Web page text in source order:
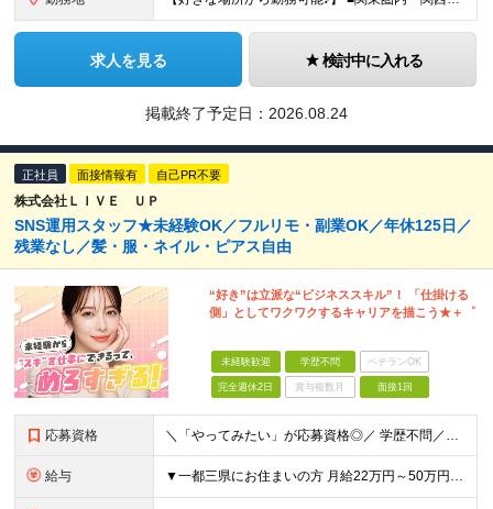
求人を見る 検討中に入れる
掲載終了予定日： 2026.08.24
正社員 面接情報有 自己PR不要
株式会社ＬＩＶＥ ＵＰ
SNS運用スタッフ★未経験OK／フルリモ・副業OK／年休125日／
残業なし／髪・服・ネイル・ピアス自由
“好き”は立派な“ビジネススキル”！ 「仕掛ける
側」としてワクワクするキャリアを描こう★＋゜
未経験歓迎 学歴不問 ベテランOK
完全週休2日 賞与複数月 面接1回
応募資格 ＼「やってみたい」が応募資格◎／ 学歴不問／未経験歓迎／業種未経験歓迎／社会人デビュー歓迎／第二新卒歓迎／ブランクOK 経験やスキルは一切不問◎ 大切なのは「挑戦してみたい」という気持ちです！
給与 ▼一都三県にお住まいの方 月給22万円～50万円＋インセンティブ＋賞与＋各種手当 ▼上記以外の地域にお住まいの方 月給21万円～50万円＋インセンティブ＋賞与＋各種手当 ※経験・能力を考慮して決定